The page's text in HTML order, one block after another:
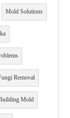
Mold Solutions
Removal
Mold